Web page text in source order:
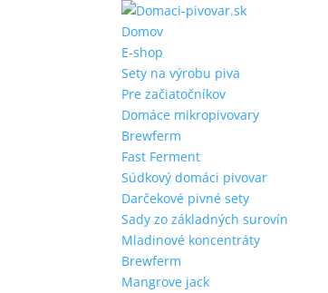
Domov
E-shop
Sety na výrobu piva
Pre začiatočníkov
Domáce mikropivovary
Brewferm
Fast Ferment
Súdkový domáci pivovar
Darčekové pivné sety
Sady zo základných surovín
Mladinové koncentráty
Brewferm
Mangrove jack